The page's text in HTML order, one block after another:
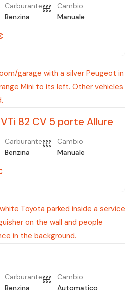
Carburante
Benzina
Cambio
Manuale
82 CV 5 porte Allure
Carburante
Benzina
Cambio
Manuale
Carburante
Benzina
Cambio
Automatico